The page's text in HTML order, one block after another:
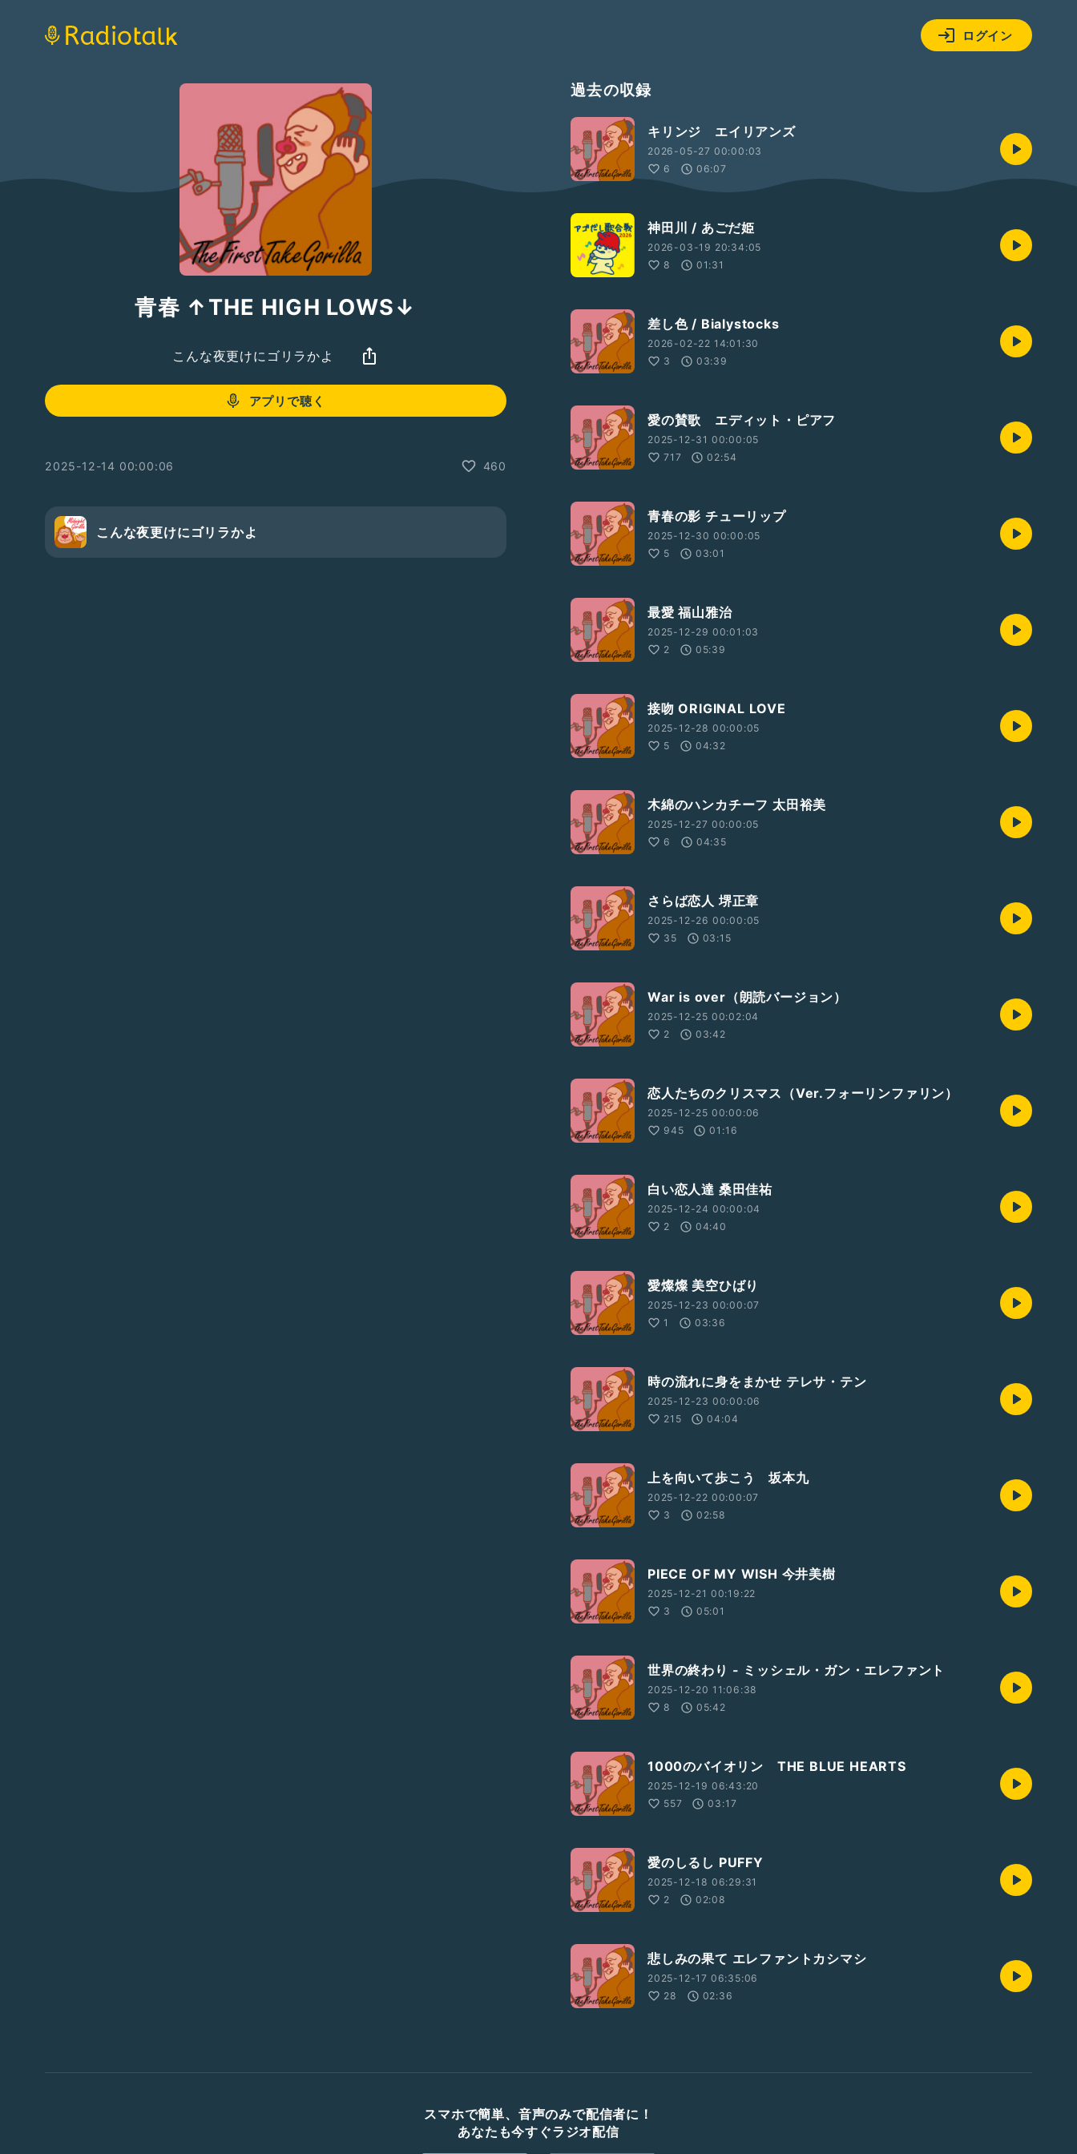
ログイン
青春 ↑THE HIGH LOWS↓
こんな夜更けにゴリラかよ
アプリで聴く
2025-12-14 00:00:06 460
こんな夜更けにゴリラかよ
過去の収録
キリンジ エイリアンズ
2026-05-27 00:00:03
6
06:07
神田川 / あごだ姫
2026-03-19 20:34:05
8
01:31
差し色 / Bialystocks
2026-02-22 14:01:30
3
03:39
愛の賛歌 エディット・ピアフ
2025-12-31 00:00:05
717
02:54
青春の影 チューリップ
2025-12-30 00:00:05
5
03:01
最愛 福山雅治
2025-12-29 00:01:03
2
05:39
接吻 ORIGINAL LOVE
2025-12-28 00:00:05
5
04:32
木綿のハンカチーフ 太田裕美
2025-12-27 00:00:05
6
04:35
さらば恋人 堺正章
2025-12-26 00:00:05
35
03:15
War is over（朗読バージョン）
2025-12-25 00:02:04
2
03:42
恋人たちのクリスマス（Ver.フォーリンファリン）
2025-12-25 00:00:06
945
01:16
白い恋人達 桑田佳祐
2025-12-24 00:00:04
2
04:40
愛燦燦 美空ひばり
2025-12-23 00:00:07
1
03:36
時の流れに身をまかせ テレサ・テン
2025-12-23 00:00:06
215
04:04
上を向いて歩こう 坂本九
2025-12-22 00:00:07
3
02:58
PIECE OF MY WISH 今井美樹
2025-12-21 00:19:22
3
05:01
世界の終わり - ミッシェル・ガン・エレファント
2025-12-20 11:06:38
8
05:42
1000のバイオリン THE BLUE HEARTS
2025-12-19 06:43:20
557
03:17
愛のしるし PUFFY
2025-12-18 06:29:31
2
02:08
悲しみの果て エレファントカシマシ
2025-12-17 06:35:06
28
02:36
スマホで簡単、音声のみで配信者に！
あなたも今すぐラジオ配信